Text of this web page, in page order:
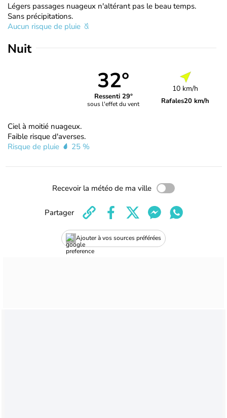
Légers passages nuageux n'altérant pas le beau temps.
Sans précipitations.
Aucun risque de pluie
Nuit
32°
Ressenti 29°
sous l'effet du vent
10 km/h
Rafales20 km/h
Ciel à moitié nuageux.
Faible risque d'averses.
Risque de pluie
25 %
Recevoir la météo de ma ville
Ajouter à vos sources préférées
Partager